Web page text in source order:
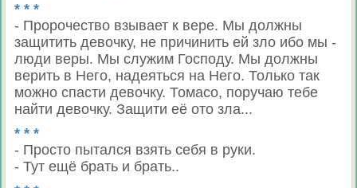
* * *
- Пророчество взывает к вере. Мы должны
защитить девочку, не причинить ей зло ибо мы -
люди веры. Мы служим Господу. Мы должны
верить в Него, надеяться на Него. Только так
можно спасти девочку. Томасо, поручаю тебе
найти девочку. Защити её ото зла...
* * *
- Просто пытался взять себя в руки.
- Тут ещё брать и брать..